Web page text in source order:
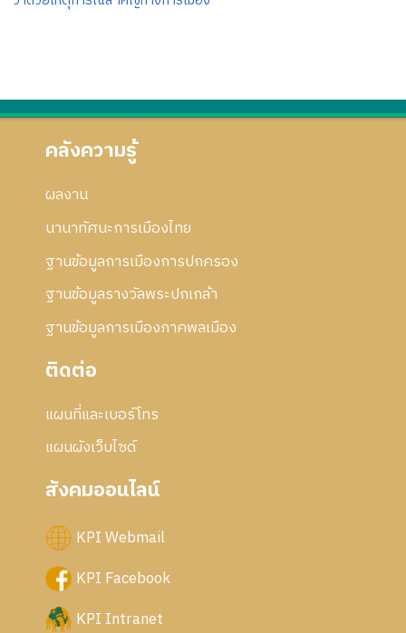
คลังความรู้
ผลงาน
นานาทัศนะการเมืองไทย
ฐานข้อมูลการเมืองการปกครอง
ฐานข้อมูลรางวัลพระปกเกล้า
ฐานข้อมูลการเมืองภาคพลเมือง
ติดต่อ
แผนที่และเบอร์โทร
แผนผังเว็บไซด์
สังคมออนไลน์
KPI Webmail
KPI Facebook
KPI Intranet